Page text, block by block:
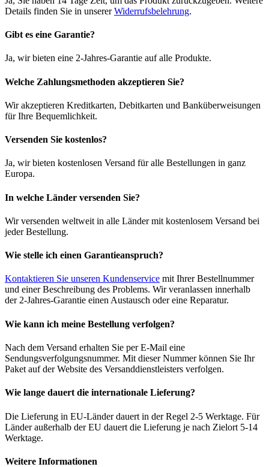
Details finden Sie in unsererWiderrufsbelehrung.
Gibt es eine Garantie?
Ja, wir bieten eine 2-Jahres-Garantie auf alle Produkte.
Welche Zahlungsmethoden akzeptieren Sie?
Wir akzeptieren Kreditkarten, Debitkarten und Banküberweisungen
für Ihre Bequemlichkeit.
Versenden Sie kostenlos?
Ja, wir bieten kostenlosen Versand für alle Bestellungen in ganz
Europa.
In welche Länder versenden Sie?
Wir versenden weltweit in alle Länder mit kostenlosem Versand bei
jeder Bestellung.
Wie stelle ich einen Garantieanspruch?
Kontaktieren Sie unseren Kundenservice mit Ihrer Bestellnummer
und einer Beschreibung des Problems. Wir veranlassen innerhalb
der 2-Jahres-Garantie einen Austausch oder eine Reparatur.
Wie kann ich meine Bestellung verfolgen?
Nach dem Versand erhalten Sie per E-Mail eine
Sendungsverfolgungsnummer. Mit dieser Nummer können Sie Ihr
Paket auf der Website des Versanddienstleisters verfolgen.
Wie lange dauert die internationale Lieferung?
Die Lieferung in EU-Länder dauert in der Regel 2-5 Werktage. Für
Länder außerhalb der EU dauert die Lieferung je nach Zielort 5-14
Werktage.
Weitere Informationen